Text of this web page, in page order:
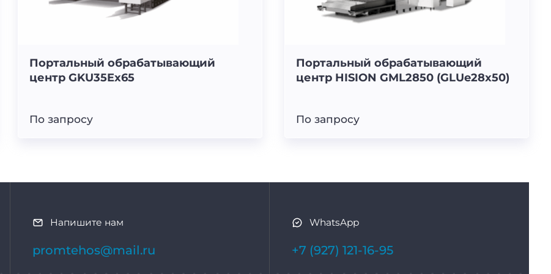
Портальный обрабатывающий
центр GKU35Ex65
По запросу
Портальный обрабатывающий
центр HISION GML2850 (GLUe28x50)
По запросу
Напишите нам
promtehos@mail.ru
WhatsApp
+7 (927) 121-16-95